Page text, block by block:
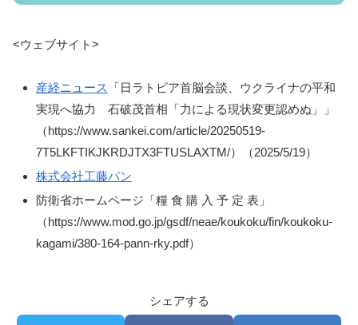
<ウェブサイト>
産経ニュース
「日ラトビア首脳会談、ウクライナの平和
実現へ協力 石破茂首相「力による現状変更認めぬ」」
（https://www.sankei.com/article/20250519-
7T5LKFTIKJKRDJTX3FTUSLAXTM/）（2025/5/19）
株式会社工藤パン
防衛省ホームページ「糧 食 購 入 予 定 表」
（https://www.mod.go.jp/gsdf/neae/koukoku/fin/koukoku-
kagami/380-164-pann-rky.pdf）
シェアする